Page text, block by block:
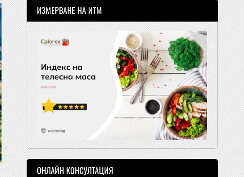
ИЗМЕРВАНЕ НА ИТМ
ОНЛАЙН КОНСУЛТАЦИЯ